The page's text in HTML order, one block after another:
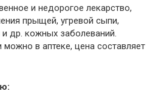
и недорогое лекарство,
прыщей, угревой сыпи,
др. кожных заболеваний.
можно в аптеке, цена составляет